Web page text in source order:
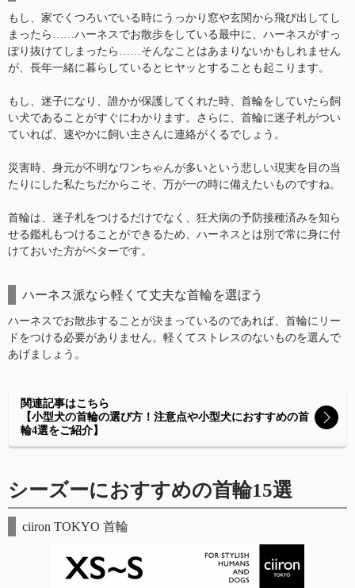
もし、家でくつろいでいる時にうっかり窓や玄関から飛び出してし
まったら……ハーネスでお散歩をしている最中に、ハーネスがすっ
ぽり抜けてしまったら……そんなことはあまりないかもしれません
が、長年一緒に暮らしているとヒヤッとすることも起こります。
もし、迷子になり、誰かが保護してくれた時、首輪をしていたら飼
い犬であることがすぐにわかります。さらに、首輪に迷子札がつい
ていれば、速やかに飼い主さんに連絡がくるでしょう。
災害時、身元が不明なワンちゃんが多いという悲しい現実を目の当
たりにした私たちだからこそ、万が一の時に備えたいものですね。
首輪は、迷子札をつけるだけでなく、狂犬病の予防接種済みを知ら
せる鑑札もつけることができるため、ハーネスとは別で常に身に付
けておいた方がベターです。
ハーネス派なら軽くて丈夫な首輪を選ぼう
ハーネスでお散歩することが決まっているのであれば、首輪にリー
ドをつける必要がありません。軽くてストレスのないものを選んで
あげましょう。
関連記事はこちら
【小型犬の首輪の選び方！注意点や小型犬におすすめの首
輪4選をご紹介】
シーズーにおすすめの首輪15選
ciiron TOKYO 首輪